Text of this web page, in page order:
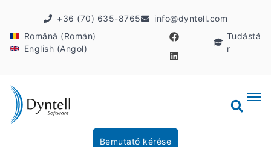
+36 (70) 635-8765
info@dyntell.com
Română (Román)
English (Angol)
Tudástá
r
Bemutató kérése